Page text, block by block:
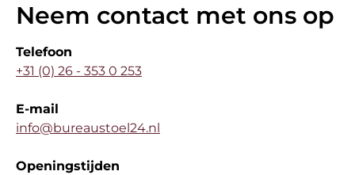
Neem contact met ons op
Telefoon
+31 (0) 26 - 353 0 253
E-mail
info@bureaustoel24.nl
Openingstijden